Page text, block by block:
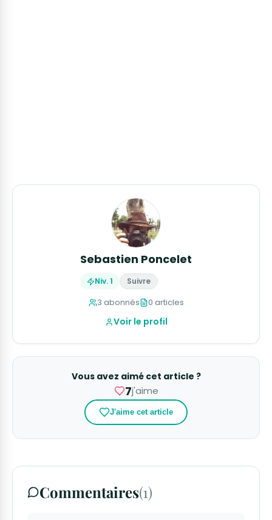
Sebastien Poncelet
Niv. 1 Suivre
3 abonnés 0 articles
Voir le profil
Vous avez aimé cet article ?
7j'aime
J'aime cet article
Commentaires(1)